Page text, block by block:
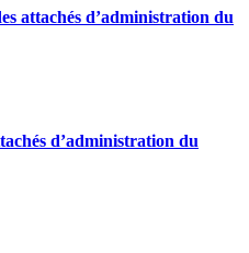
attachés d’administration du
d’administration du